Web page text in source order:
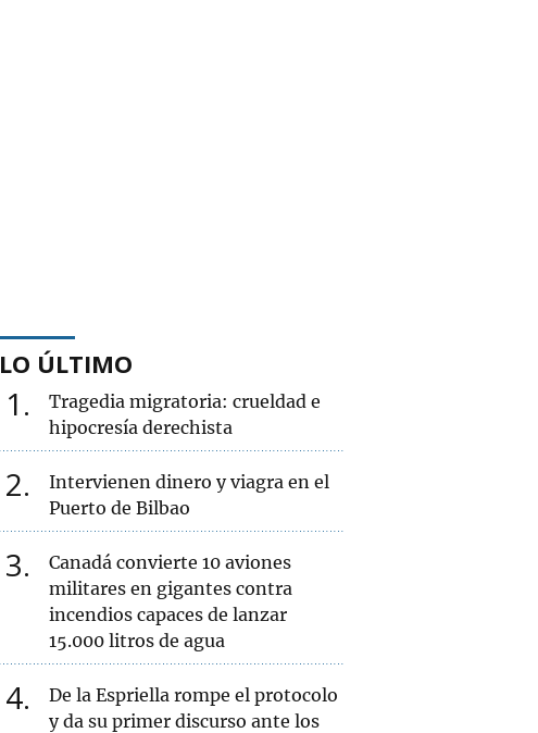
LO ÚLTIMO
1
Tragedia migratoria: crueldad e
hipocresía derechista
2
Intervienen dinero y viagra en el
Puerto de Bilbao
3
Canadá convierte 10 aviones
militares en gigantes contra
incendios capaces de lanzar
15.000 litros de agua
4
De la Espriella rompe el protocolo
y da su primer discurso ante los